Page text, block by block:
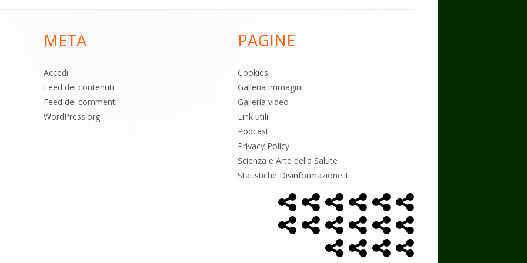
META
Accedi
Feed dei contenuti
Feed dei commenti
WordPress.org
PAGINE
Cookies
Galleria immagini
Galleria video
Link utili
Podcast
Privacy Policy
Scienza e Arte della Salute
Statistiche Disinformazione.it
Menù
social
link
Home
Page
Alimentazione
AmbienteBambiniBiodecodifica
Cancro
ControlloEconomiaEsoterismo
FarmaciMassoneria
NWO
PoliticaSaluteStoriaPodcast